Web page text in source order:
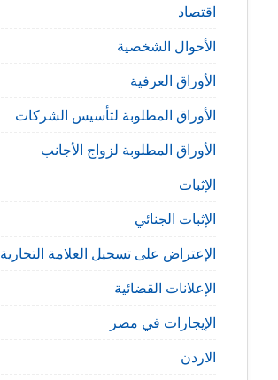
اقتصاد
الأحوال الشخصية
الأوراق العرفية
الأوراق المطلوبة لتأسيس الشركات
الأوراق المطلوبة لزواج الأجانب
الإثبات
الإثبات الجنائي
الإعتراض على تسجيل العلامة التجارية
الإعلانات القضائية
الإيجارات في مصر
الاردن